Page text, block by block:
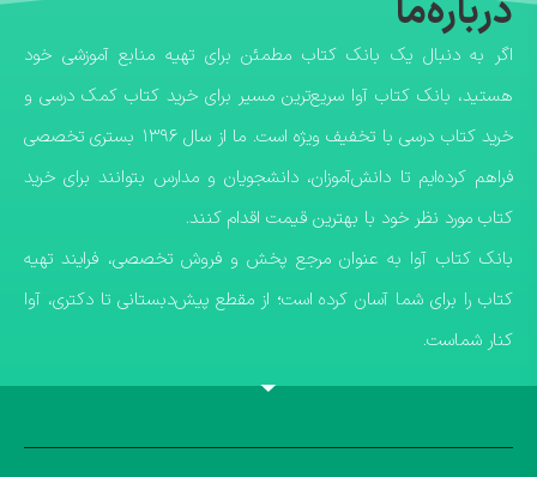
درباره‌ما
اگر به دنبال یک بانک کتاب مطمئن برای تهیه منابع آموزشی خود
هستید، بانک کتاب آوا سریع‌ترین مسیر برای خرید کتاب کمک درسی و
خرید کتاب درسی با تخفیف ویژه است. ما از سال ۱۳۹۶ بستری تخصصی
فراهم کرده‌ایم تا دانش‌آموزان، دانشجویان و مدارس بتوانند برای خرید
کتاب مورد نظر خود با بهترین قیمت اقدام کنند.
​بانک کتاب آوا به عنوان مرجع پخش و فروش تخصصی، فرایند تهیه
کتاب را برای شما آسان کرده است؛ از مقطع پیش‌دبستانی تا دکتری، آوا
کنار شماست.